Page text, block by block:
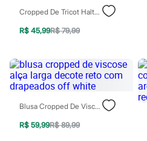
Camisetas e Regatas
Casacos e Jaquetas
Jeans
Acessórios
Bolsas e Mochilas
Chapéus e Bonés
Cintos
Carteiras
Óculos
Relógios
Cropped De Tricot Halterneck Bege
R$ 45,99R$ 79,99
Blusa Cropped De Viscose Alça Larga Decote Reto Com Drapeados Off White
R$ 59,99R$ 89,99